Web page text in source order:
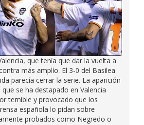
que tenía que dar la vuelta a
más amplío. El 3-0 del Basilea
parecía cerrar la serie. La aparición
que se ha destapado en Valencia
temible y provocado que los
española lo pidan sobre
probados como Negredo o